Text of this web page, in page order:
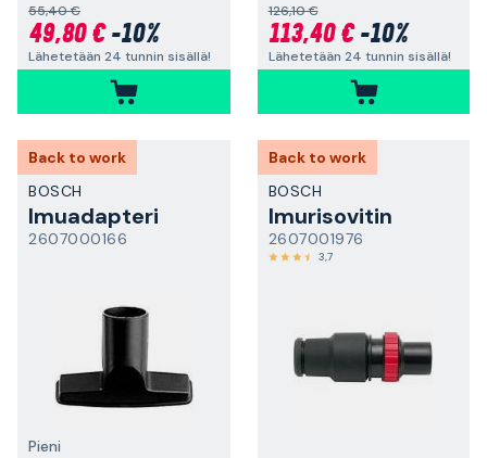
55,40 €
49,80 €-10%
Lähetetään 24 tunnin sisällä!
126,10 €
113,40 €-10%
Lähetetään 24 tunnin sisällä!
Back to work
BOSCH
Imuadapteri
2607000166
Pieni
Back to work
BOSCH
Imurisovitin
2607001976
3,7